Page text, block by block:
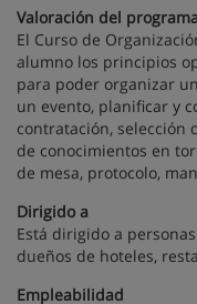
Valoración del programa
El Curso de
alumno los principios
para poder organizar
un evento, planificar y
contratación, selección
de conocimientos en
de mesa, protocolo,
Dirigido a
Está dirigido a
dueños de hoteles,
Empleabilidad